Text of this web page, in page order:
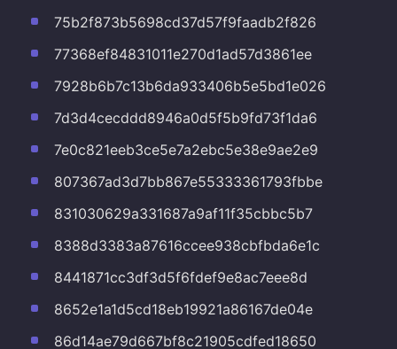
75b2f873b5698cd37d57f9faadb2f826
77368ef84831011e270d1ad57d3861ee
7928b6b7c13b6da933406b5e5bd1e026
7d3d4cecddd8946a0d5f5b9fd73f1da6
7e0c821eeb3ce5e7a2ebc5e38e9ae2e9
807367ad3d7bb867e55333361793fbbe
831030629a331687a9af11f35cbbc5b7
8388d3383a87616ccee938cbfbda6e1c
8441871cc3df3d5f6fdef9e8ac7eee8d
8652e1a1d5cd18eb19921a86167de04e
86d14ae79d667bf8c21905cdfed18650